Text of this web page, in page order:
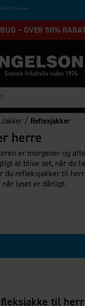
på 27231 stemmer
– OVER 50%
Svensk friluftsliv siden 1974
Jakker / Reflexjakker
herre
er morgener og
at blive set, når du
du refleksjakker til
lyset er dårligt.
til